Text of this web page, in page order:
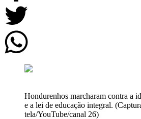
Hondurenhos marcharam contra a
e a lei de educação integral.
tela/YouTube/canal 26)